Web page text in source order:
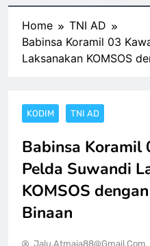
Home
TNI AD
Babinsa Koramil 03
Laksanakan KOMSOS
KODIM TNI AD
Babinsa Koramil
Pelda Suwandi
KOMSOS
Binaan
Jalu.atmaja88@gmail.com